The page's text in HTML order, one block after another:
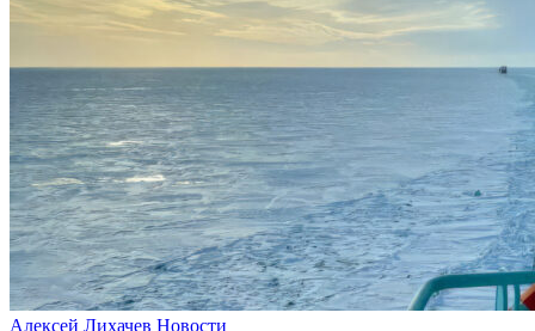
Алексей Лихачев Новости